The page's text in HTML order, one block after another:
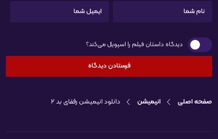
دیدگاه داستان فیلم را اسپویل می‌کند؟
صفحه اصلی انیمیشن دانلود انیمیشن رفقای بد 2